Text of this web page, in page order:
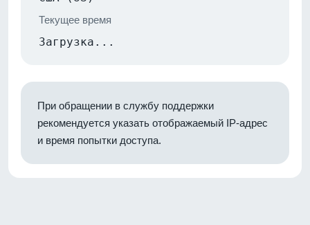
Текущее время
Загрузка...
При обращении в службу поддержки
рекомендуется указать отображаемый IP-адрес
и время попытки доступа.